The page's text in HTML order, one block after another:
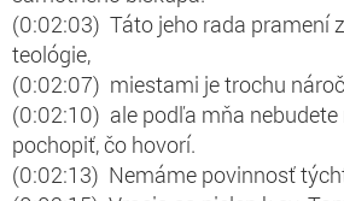
(0:02:03) Táto jeho rada pramení
teológie,
(0:02:07) miestami je trochu
(0:02:10) ale podľa mňa
pochopiť, čo hovorí.
(0:02:13) Nemáme povinnosť